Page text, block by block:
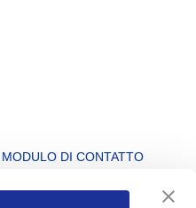
MODULO DI CONTATTO
Info Service